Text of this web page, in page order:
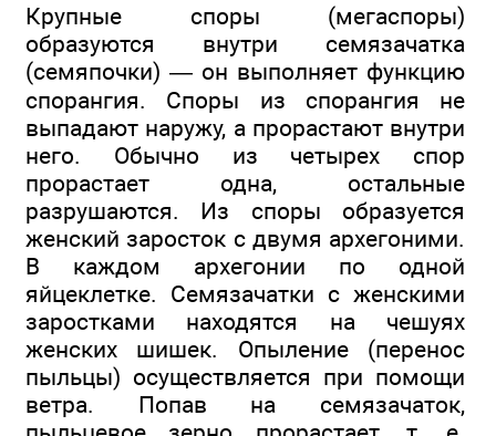
Крупные споры (мегаспоры)
образуются внутри семязачатка
(семяпочки) — он выполняет функцию
спорангия. Споры из спорангия не
выпадают наружу, а прорастают внутри
него. Обычно из четырех спор
прорастает одна, остальные
разрушаются. Из споры образуется
женский заросток с двумя архегоними.
В каждом архегонии по одной
яйцеклетке. Семязачатки с женскими
заростками находятся на чешуях
женских шишек. Опыление (перенос
пыльцы) осуществляется при помощи
ветра. Попав на семязачаток,